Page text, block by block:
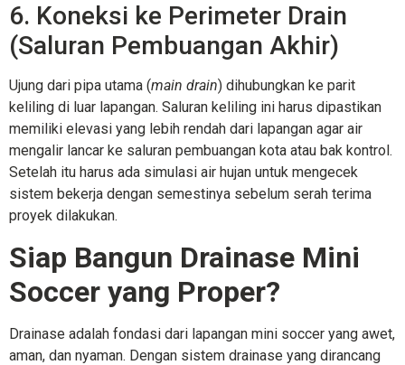
6. Koneksi ke Perimeter Drain
(Saluran Pembuangan Akhir)
Ujung dari pipa utama (main drain) dihubungkan ke parit
keliling di luar lapangan. Saluran keliling ini harus dipastikan
memiliki elevasi yang lebih rendah dari lapangan agar air
mengalir lancar ke saluran pembuangan kota atau bak kontrol.
Setelah itu harus ada simulasi air hujan untuk mengecek
sistem bekerja dengan semestinya sebelum serah terima
proyek dilakukan.
Siap Bangun Drainase Mini
Soccer yang Proper?
Drainase adalah fondasi dari lapangan mini soccer yang awet,
aman, dan nyaman. Dengan sistem drainase yang dirancang